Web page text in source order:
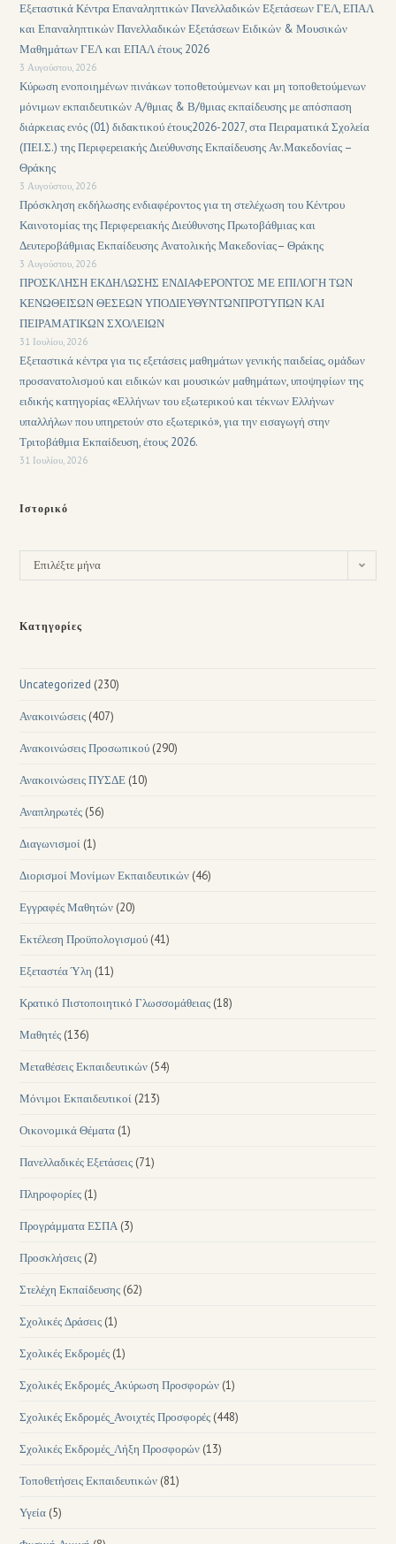
Εξεταστικά Κέντρα Επαναληπτικών Πανελλαδικών Εξετάσεων ΓΕΛ, ΕΠΑΛ
και Επαναληπτικών Πανελλαδικών Εξετάσεων Ειδικών & Μουσικών
Μαθημάτων ΓΕΛ και ΕΠΑΛ έτους 2026
3 Αυγούστου, 2026
Κύρωση ενοποιημένων πινάκων τοποθετούμενων και μη τοποθετούμενων
μόνιμων εκπαιδευτικών Α/θμιας & Β/θμιας εκπαίδευσης με απόσπαση
διάρκειας ενός (01) διδακτικού έτους2026-2027, στα Πειραματικά Σχολεία
(ΠΕΙ.Σ.) της Περιφερειακής Διεύθυνσης Εκπαίδευσης Αν.Μακεδονίας –
Θράκης
3 Αυγούστου, 2026
Πρόσκληση εκδήλωσης ενδιαφέροντος για τη στελέχωση του Κέντρου
Καινοτομίας της Περιφερειακής Διεύθυνσης Πρωτοβάθμιας και
Δευτεροβάθμιας Εκπαίδευσης Ανατολικής Μακεδονίας– Θράκης
3 Αυγούστου, 2026
ΠΡΟΣΚΛΗΣΗ ΕΚΔΗΛΩΣΗΣ ΕΝΔΙΑΦΕΡΟΝΤΟΣ ΜΕ ΕΠΙΛΟΓΗ ΤΩΝ
ΚΕΝΩΘΕΙΣΩΝ ΘΕΣΕΩΝ ΥΠΟΔΙΕΥΘΥΝΤΩΝΠΡΟΤΥΠΩΝ ΚΑΙ
ΠΕΙΡΑΜΑΤΙΚΩΝ ΣΧΟΛΕΙΩΝ
31 Ιουλίου, 2026
Εξεταστικά κέντρα για τις εξετάσεις μαθημάτων γενικής παιδείας, ομάδων
προσανατολισμού και ειδικών και μουσικών μαθημάτων, υποψηφίων της
ειδικής κατηγορίας «Ελλήνων του εξωτερικού και τέκνων Ελλήνων
υπαλλήλων που υπηρετούν στο εξωτερικό», για την εισαγωγή στην
Τριτοβάθμια Εκπαίδευση, έτους 2026.
31 Ιουλίου, 2026
Ιστορικό
Επιλέξτε μήνα
Κατηγορίες
Uncategorized (230)
Ανακοινώσεις (407)
Ανακοινώσεις Προσωπικού (290)
Ανακοινώσεις ΠΥΣΔΕ (10)
Αναπληρωτές (56)
Διαγωνισμοί (1)
Διορισμοί Μονίμων Εκπαιδευτικών (46)
Εγγραφές Μαθητών (20)
Εκτέλεση Προϋπολογισμού (41)
Εξεταστέα Ύλη (11)
Κρατικό Πιστοποιητικό Γλωσσομάθειας (18)
Μαθητές (136)
Μεταθέσεις Εκπαιδευτικών (54)
Μόνιμοι Εκπαιδευτικοί (213)
Οικονομικά Θέματα (1)
Πανελλαδικές Εξετάσεις (71)
Πληροφορίες (1)
Προγράμματα ΕΣΠΑ (3)
Προσκλήσεις (2)
Στελέχη Εκπαίδευσης (62)
Σχολικές Δράσεις (1)
Σχολικές Εκδρομές (1)
Σχολικές Εκδρομές_Ακύρωση Προσφορών (1)
Σχολικές Εκδρομές_Ανοιχτές Προσφορές (448)
Σχολικές Εκδρομές_Λήξη Προσφορών (13)
Τοποθετήσεις Εκπαιδευτικών (81)
Υγεία (5)